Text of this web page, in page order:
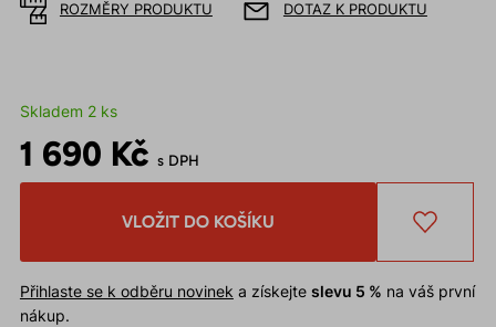
ROZMĚRY PRODUKTU DOTAZ K PRODUKTU
Skladem 2 ks
1 690 Kč s DPH
VLOŽIT DO KOŠÍKU
Přihlaste se k odběru novinek a získejte slevu 5 % na váš první
nákup.